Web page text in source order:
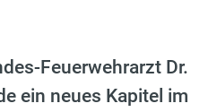
Feuerwehrarzt Dr.
ein neues Kapitel im